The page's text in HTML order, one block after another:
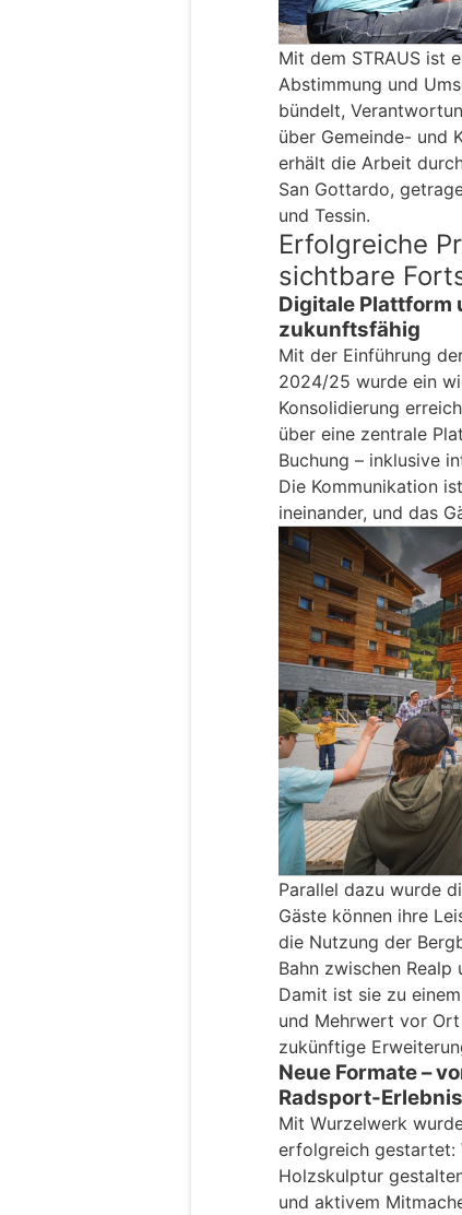
Mit dem STRAUS ist
Abstimmung und
bündelt,
über Gemeinde- und
erhält die Arbeit
San Gottardo,
und Tessin.
Erfolgreiche
sichtbare
Digitale Plattform
zukunftsfähig
Mit der Einführung
2024/25 wurde ein
Konsolidierung
über eine zentrale
Buchung – inklusive
Die Kommunikation
ineinander, und das
Parallel dazu wurde
Gäste können ihre
die Nutzung der
Bahn zwischen
Damit ist sie zu
und Mehrwert vor
zukünftige
Neue Formate –
Radsport-Erlebnis
Mit Wurzelwerk
erfolgreich gestartet:
Holzskulptur
und aktivem